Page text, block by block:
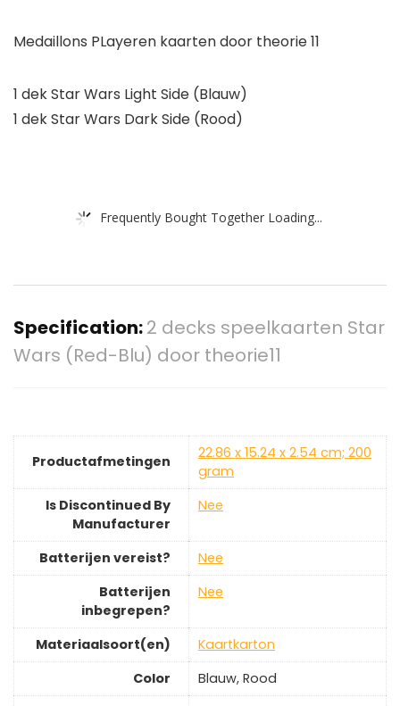
Medaillons PLayeren kaarten door theorie 11
1 dek Star Wars Light Side (Blauw)
1 dek Star Wars Dark Side (Rood)
Frequently Bought Together Loading...
Specification:2 decks speelkaarten Star
Wars (Red-Blu) door theorie11
Productafmetingen
‎22.86 x 15.24 x 2.54 cm; 200
gram
Is Discontinued By
Manufacturer
‎Nee
Batterijen vereist?
‎Nee
Batterijen
inbegrepen?
‎Nee
Materiaalsoort(en)
‎Kaartkarton
Color
‎Blauw, Rood